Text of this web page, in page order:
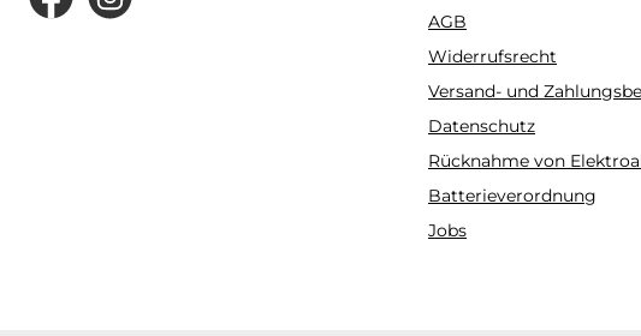
FacebookInstagram
AGB
Widerrufsrecht
Versand- und
Datenschutz
Rücknahme von
Batterieverordnung
Jobs